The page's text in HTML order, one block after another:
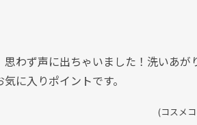
わず声に出ちゃいました！洗いあが
に入りポイントです。
(コスメ